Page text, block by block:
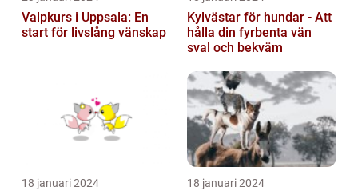
Valpkurs i Uppsala: En
start för livslång vänskap
Kylvästar för hundar - Att
hålla din fyrbenta vän
sval och bekväm
18 januari 2024 18 januari 2024